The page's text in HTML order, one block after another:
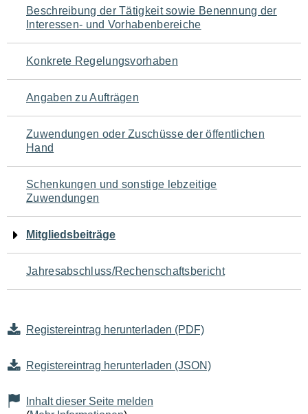
den
Seiteninhalt
Beschreibung der Tätigkeit sowie Benennung der
Interessen- und Vorhabenbereiche
Konkrete Regelungsvorhaben
Angaben zu Aufträgen
Zuwendungen oder Zuschüsse der öffentlichen
Hand
Schenkungen und sonstige lebzeitige
Zuwendungen
Mitgliedsbeiträge
Jahresabschluss/Rechenschaftsbericht
Registereintrag herunterladen (PDF)
Registereintrag herunterladen (JSON)
Inhalt dieser Seite melden